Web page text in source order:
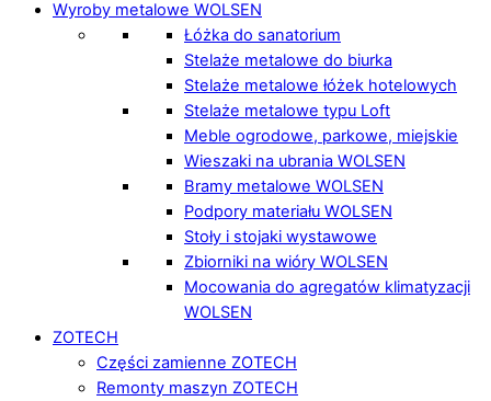
Wyroby metalowe WOLSEN
Łóżka do sanatorium
Stelaże metalowe do biurka
Stelaże metalowe łóżek hotelowych
Stelaże metalowe typu Loft
Meble ogrodowe, parkowe, miejskie
Wieszaki na ubrania WOLSEN
Bramy metalowe WOLSEN
Podpory materiału WOLSEN
Stoły i stojaki wystawowe
Zbiorniki na wióry WOLSEN
Mocowania do agregatów klimatyzacji
WOLSEN
ZOTECH
Części zamienne ZOTECH
Remonty maszyn ZOTECH